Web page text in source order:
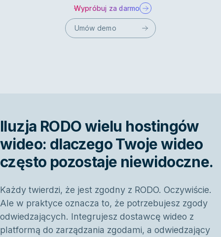
Wypróbuj za darmo
Umów demo
Iluzja RODO wielu hostingów
wideo: dlaczego Twoje wideo
często pozostaje niewidoczne.
Każdy twierdzi, że jest zgodny z RODO. Oczywiście.
Ale w praktyce oznacza to, że potrzebujesz zgody
odwiedzających. Integrujesz dostawcę wideo z
platformą do zarządzania zgodami, a odwiedzający